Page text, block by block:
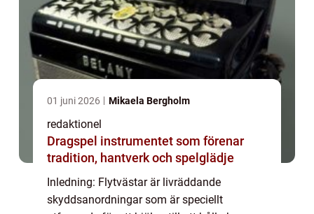
01 juni 2026 Mikaela Bergholm
redaktionel
Dragspel instrumentet som förenar
tradition, hantverk och spelglädje
Inledning: Flytvästar är livräddande
skyddsanordningar som är speciellt